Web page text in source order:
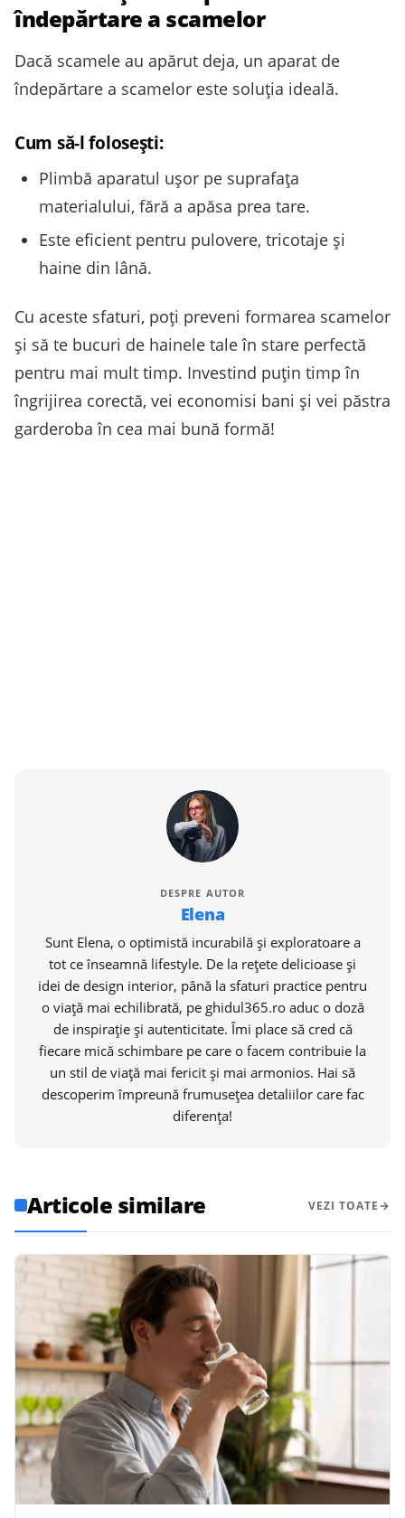
îndepărtare a scamelor
Dacă scamele au apărut deja, un aparat de
îndepărtare a scamelor este soluția ideală.
Cum să-l folosești:
Plimbă aparatul ușor pe suprafața
materialului, fără a apăsa prea tare.
Este eficient pentru pulovere, tricotaje și
haine din lână.
Cu aceste sfaturi, poți preveni formarea scamelor
și să te bucuri de hainele tale în stare perfectă
pentru mai mult timp. Investind puțin timp în
îngrijirea corectă, vei economisi bani și vei păstra
garderoba în cea mai bună formă!
DESPRE AUTOR
Elena
Sunt Elena, o optimistă incurabilă și exploratoare a
tot ce înseamnă lifestyle. De la rețete delicioase și
idei de design interior, până la sfaturi practice pentru
o viață mai echilibrată, pe ghidul365.ro aduc o doză
de inspirație și autenticitate. Îmi place să cred că
fiecare mică schimbare pe care o facem contribuie la
un stil de viață mai fericit și mai armonios. Hai să
descoperim împreună frumusețea detaliilor care fac
diferența!
Articole similare VEZI TOATE